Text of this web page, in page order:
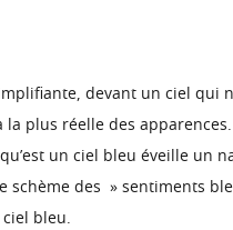
devant un ciel
plus réelle des
un ciel bleu éveille un
des » sentiments
ciel bleu.